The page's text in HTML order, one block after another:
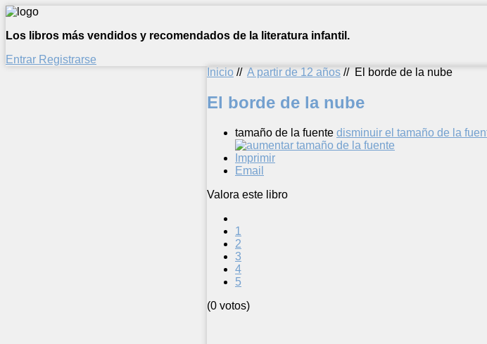
Los libros más vendidos y recomendados de la literatura infantil.
Entrar Registrarse
Inicio // A partir de 12 años // El borde de la nube
El borde de la nube
tamaño de la fuente disminuir el tamaño de la
Imprimir
Email
Valora este libro
1
2
3
4
5
(0 votos)